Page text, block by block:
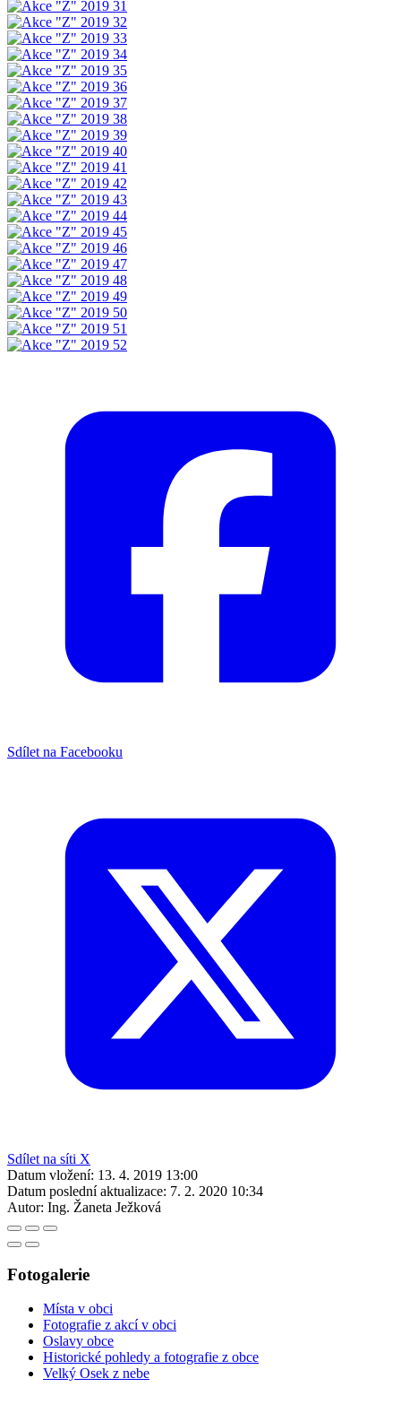
Sdílet na Facebooku
Sdílet na síti X
Datum vložení: 13. 4. 2019 13:00
Datum poslední aktualizace: 7. 2. 2020 10:34
Autor: Ing. Žaneta Ježková
Fotogalerie
Místa v obci
Fotografie z akcí v obci
Oslavy obce
Historické pohledy a fotografie z obce
Velký Osek z nebe